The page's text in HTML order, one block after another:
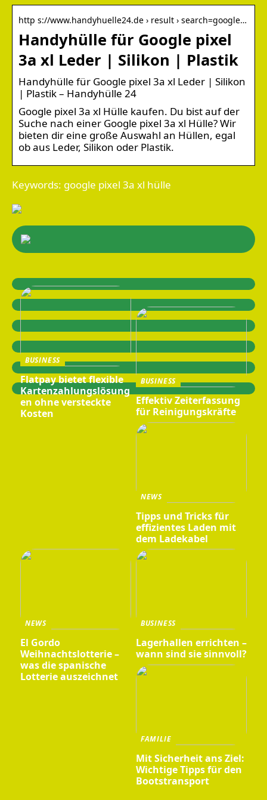
http s://www.handyhuelle24.de › result › search=google…
Handyhülle für Google pixel
3a xl Leder | Silikon | Plastik
Handyhülle für Google pixel 3a xl Leder | Silikon
| Plastik – Handyhülle 24
Google pixel 3a xl Hülle kaufen. Du bist auf der
Suche nach einer Google pixel 3a xl Hülle? Wir
bieten dir eine große Auswahl an Hüllen, egal
ob aus Leder, Silikon oder Plastik.
Keywords: google pixel 3a xl hülle
BUSINESS
Flatpay bietet flexible
Kartenzahlungslösung
en ohne versteckte
Kosten
BUSINESS
Effektiv Zeiterfassung
für Reinigungskräfte
NEWS
Tipps und Tricks für
effizientes Laden mit
dem Ladekabel
NEWS
El Gordo
Weihnachtslotterie –
was die spanische
Lotterie auszeichnet
BUSINESS
Lagerhallen errichten –
wann sind sie sinnvoll?
FAMILIE
Mit Sicherheit ans Ziel:
Wichtige Tipps für den
Bootstransport